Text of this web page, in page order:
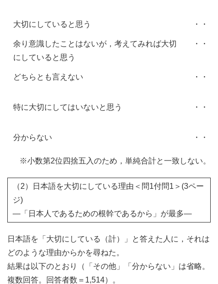
大切にしていると思う ・・
余り意識したことはないが，考えてみれば大切
にしていると思う
・・
どちらとも言えない ・・
特に大切にしてはいないと思う ・・
分からない ・・
※小数第2位四捨五入のため，単純合計と一致しない。
（2）日本語を大切にしている理由＜問1付問1＞(3ペー
ジ)
―「日本人であるための根幹であるから」が最多―
日本語を「大切にしている（計）」と答えた人に，それは
どのような理由からかを尋ねた。
結果は以下のとおり（「その他」「分からない」は省略。
複数回答。回答者数＝1,514）。